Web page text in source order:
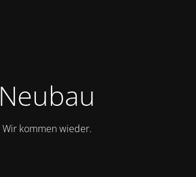
Neubau
Wir kommen wieder.